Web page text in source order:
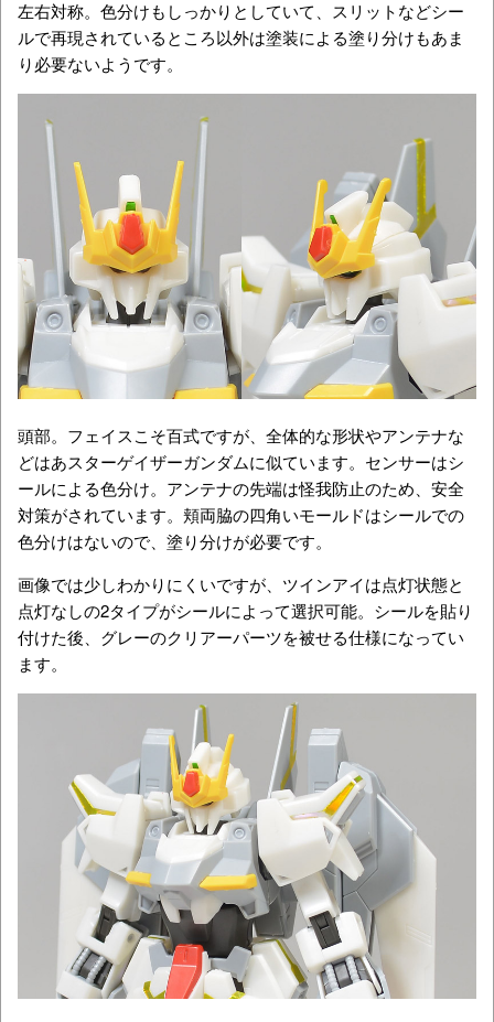
左右対称。色分けもしっかりとしていて、スリットなどシー
ルで再現されているところ以外は塗装による塗り分けもあま
り必要ないようです。
頭部。フェイスこそ百式ですが、全体的な形状やアンテナな
どはあスターゲイザーガンダムに似ています。センサーはシ
ールによる色分け。アンテナの先端は怪我防止のため、安全
対策がされています。頬両脇の四角いモールドはシールでの
色分けはないので、塗り分けが必要です。
画像では少しわかりにくいですが、ツインアイは点灯状態と
点灯なしの2タイプがシールによって選択可能。シールを貼り
付けた後、グレーのクリアーパーツを被せる仕様になってい
ます。